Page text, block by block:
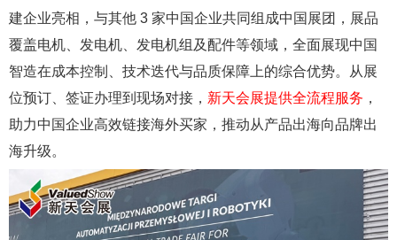
建企业亮相，与其他 3 家中国企业共同组成中国展团，展品
覆盖电机、发电机、发电机组及配件等领域，全面展现中国
智造在成本控制、技术迭代与品质保障上的综合优势。从展
位预订、签证办理到现场对接， 新天会展提供全流程服务 ，
助力中国企业高效链接海外买家，推动从产品出海向品牌出
海升级。